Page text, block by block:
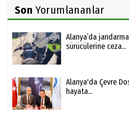
Son Yorumlananlar
Alanya’da
sürücülerine ceza...
Alanya'da Çevre
hayata...